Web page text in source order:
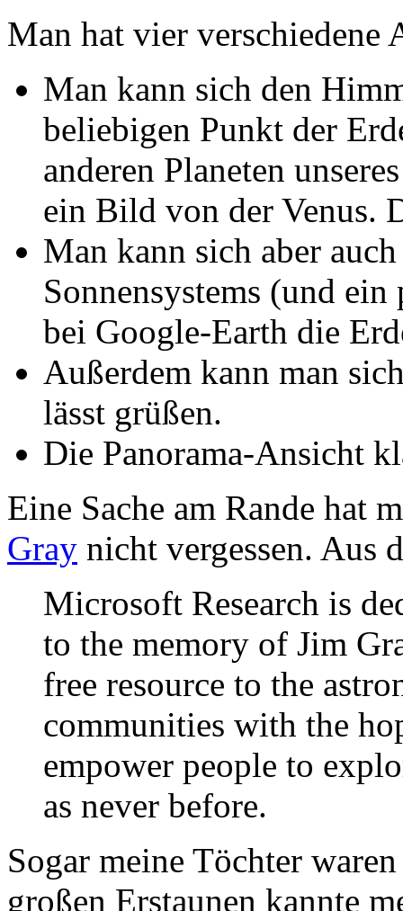
Man hat vier verschiedene
Man kann sich den
beliebigen Punkt der
anderen Planeten
ein Bild von der Venus.
Man kann sich aber
Sonnensystems (und
bei Google-Earth die
Außerdem kann man
lässt grüßen.
Die Panorama-Ansicht
Eine Sache am Rande hat
Gray nicht vergessen. Aus
Microsoft Research is
to the memory of Jim
free resource to the
communities with the
empower people to
as never before.
Sogar meine Töchter
großen Erstaunen kannte